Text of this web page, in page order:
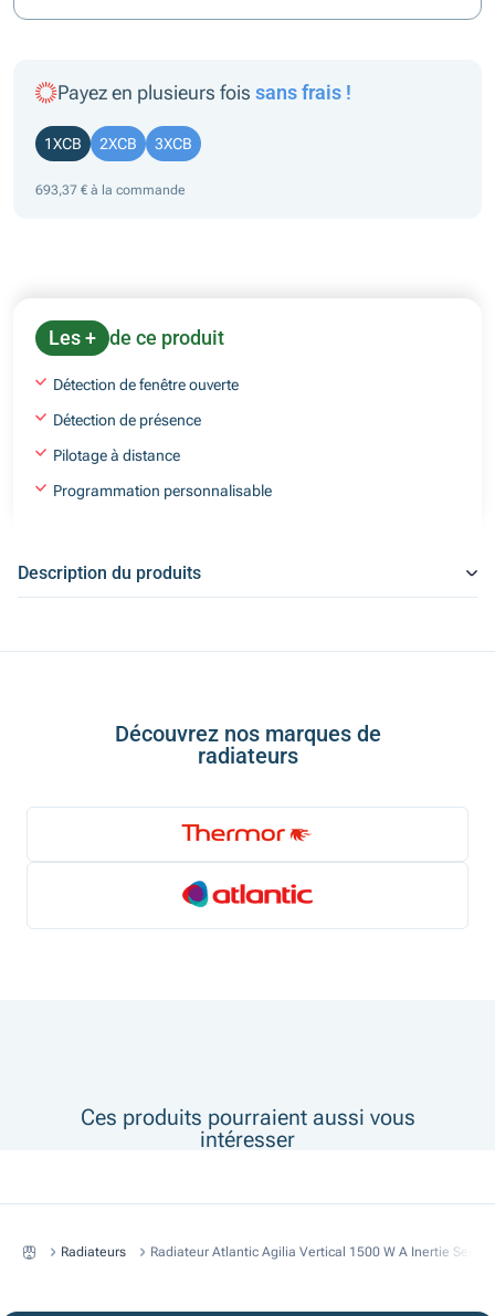
Payez en plusieurs fois sans frais !
1XCB 2XCB 3XCB
693,37 € à la commande
Les + de ce produit
Détection de fenêtre ouverte
Détection de présence
Pilotage à distance
Programmation personnalisable
Description du produits
Découvrez nos marques de
radiateurs
Ces produits pourraient aussi vous
intéresser
Radiateurs Radiateur Atlantic Agilia Vertical 1500 W A Inertie Seche